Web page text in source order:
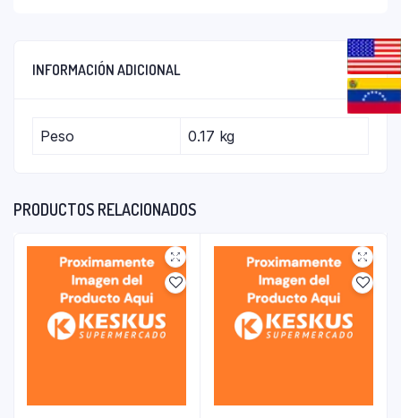
INFORMACIÓN ADICIONAL
Peso 0.17 kg
PRODUCTOS RELACIONADOS